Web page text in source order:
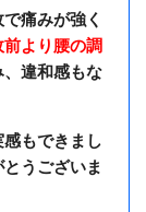
痛みが強く
前より腰の調
違和感もな
もできまし
うございま